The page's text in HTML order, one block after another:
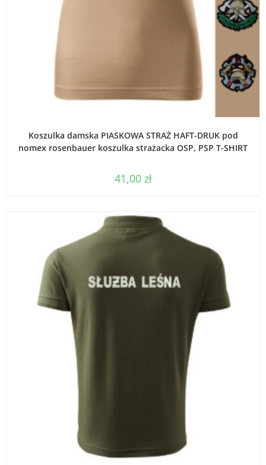
Koszulka damska PIASKOWA STRAŻ HAFT-DRUK pod
nomex rosenbauer koszulka strażacka OSP, PSP T-SHIRT
41,00 zł